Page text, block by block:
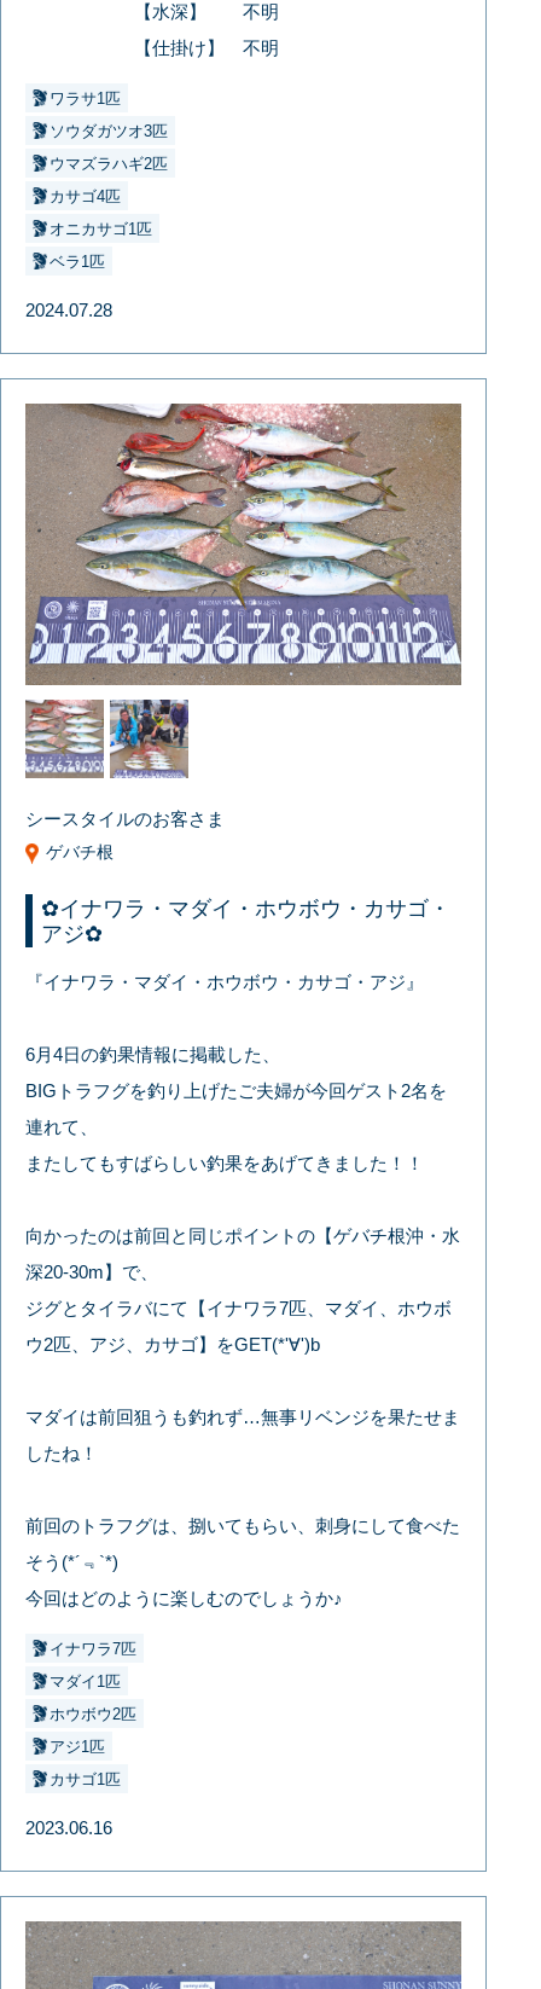
【水深】 不明
【仕掛け】 不明
ワラサ1匹
ソウダガツオ3匹
ウマズラハギ2匹
カサゴ4匹
オニカサゴ1匹
ベラ1匹
2024.07.28
シースタイルのお客さま
ゲバチ根
✿イナワラ・マダイ・ホウボウ・カサゴ・
アジ✿
『イナワラ・マダイ・ホウボウ・カサゴ・アジ』
6月4日の釣果情報に掲載した、
BIGトラフグを釣り上げたご夫婦が今回ゲスト2名を
連れて、
またしてもすばらしい釣果をあげてきました！！
向かったのは前回と同じポイントの【ゲバチ根沖・水
深20-30m】で、
ジグとタイラバにて【イナワラ7匹、マダイ、ホウボ
ウ2匹、アジ、カサゴ】をGET(*'∀')b
マダイは前回狙うも釣れず…無事リベンジを果たせま
したね！
前回のトラフグは、捌いてもらい、刺身にして食べた
そう(*´﹃`*)
今回はどのように楽しむのでしょうか♪
イナワラ7匹
マダイ1匹
ホウボウ2匹
アジ1匹
カサゴ1匹
2023.06.16